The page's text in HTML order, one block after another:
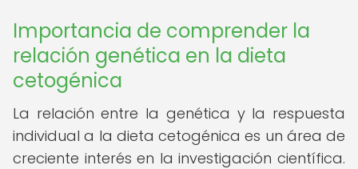
Importancia de comprender la
relación genética en la dieta
cetogénica
La relación entre la genética y la respuesta
individual a la dieta cetogénica es un área de
creciente interés en la investigación científica.